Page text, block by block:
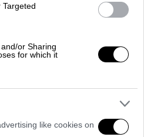
or Sharing
for which it
like cookies on